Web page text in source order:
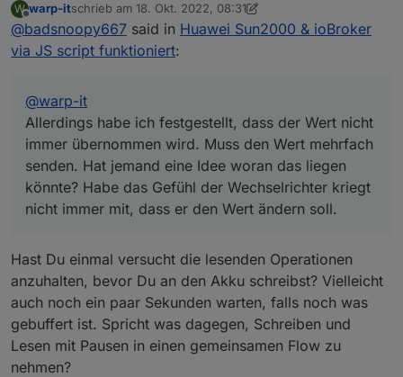
zugeben, ich kann es Dir gar nicht sagen. Die IP
die bei mir eingetragen ist, entspricht gar nicht
meinem IP-Range. Ich vermute, die IP wird in
Funktioniert auch mit dieser komischen IP.
Allerdings habe ich festgestellt, dass der Wert
nicht immer übernommen wird. Muss den Wert
mehrfach senden. Hat jemand eine Idee woran
das liegen könnte? Habe das Gefühl der
Wechselrichter kriegt nicht immer mit, dass er
den Wert ändern soll.
W
Offline
warp-itschrieb am 18. Okt. 2022, 08:31
zuletzt editiert von warp-it
@badsnoopy667 said in Huawei Sun2000 & ioBroker
via JS script funktioniert:
@warp-it
Allerdings habe ich festgestellt, dass der Wert nicht
immer übernommen wird. Muss den Wert mehrfach
senden. Hat jemand eine Idee woran das liegen
könnte? Habe das Gefühl der Wechselrichter kriegt
nicht immer mit, dass er den Wert ändern soll.
Hast Du einmal versucht die lesenden Operationen
anzuhalten, bevor Du an den Akku schreibst? Vielleicht
auch noch ein paar Sekunden warten, falls noch was
gebuffert ist. Spricht was dagegen, Schreiben und
Lesen mit Pausen in einen gemeinsamen Flow zu
nehmen?